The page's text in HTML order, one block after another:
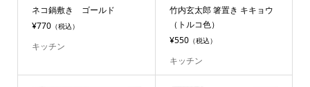
ネコ鍋敷き ゴールド
¥770（税込）
キッチン
竹内玄太郎 箸置き キキョウ
（トルコ色）
¥550（税込）
キッチン